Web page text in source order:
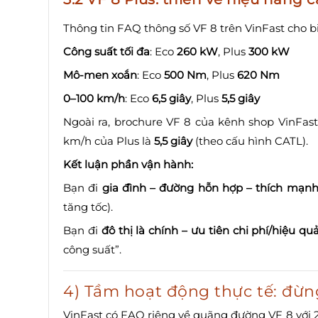
Thông tin FAQ thông số VF 8 trên VinFast cho
Công suất tối đa: Eco 260 kW, Plus 300 kW
Mô-men xoắn: Eco 500 Nm, Plus 620 Nm
0–100 km/h: Eco 6,5 giây, Plus 5,5 giây
Ngoài ra, brochure VF 8 của kênh shop
km/h của Plus là 5,5 giây(theo cấu hình CATL).
Kết luận phần vận hành:
Bạn đi gia đình – đường hỗn hợp – thích mạnh
tăng tốc).
Bạn đi đô thị là chính – ưu tiên chi phí/hiệu
công suất”.
4) Tầm hoạt động thực tế:
VinFast có FAQ riêng về quãng đường VF 8 với